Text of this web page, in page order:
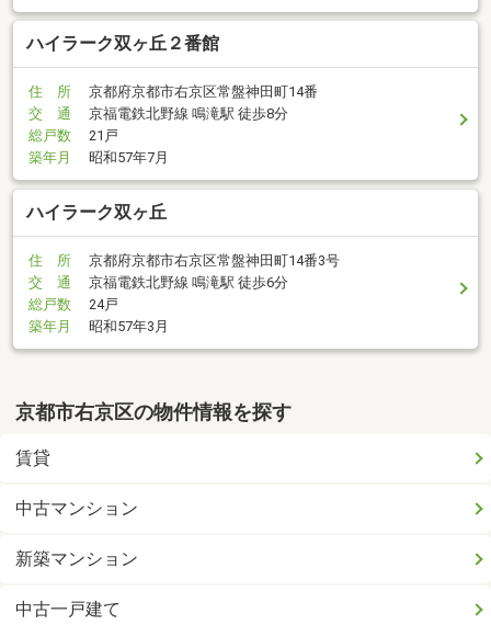
ハイラーク双ヶ丘２番館
住 所
京都府京都市右京区常盤神田町14番
交 通
京福電鉄北野線 鳴滝駅 徒歩8分
総戸数
21戸
築年月
昭和57年7月
ハイラーク双ヶ丘
住 所
京都府京都市右京区常盤神田町14番3号
交 通
京福電鉄北野線 鳴滝駅 徒歩6分
総戸数
24戸
築年月
昭和57年3月
京都市右京区の物件情報を探す
賃貸
中古マンション
新築マンション
中古一戸建て